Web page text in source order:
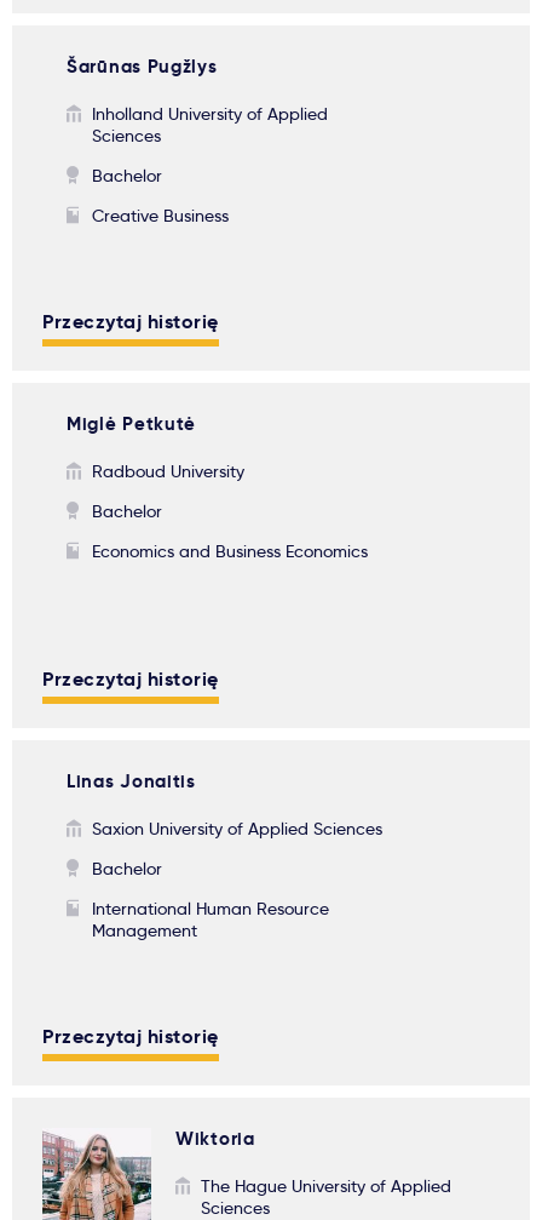
Šarūnas Pugžlys
Inholland University of Applied
Sciences
Bachelor
Creative Business
Przeczytaj historię
Miglė Petkutė
Radboud University
Bachelor
Economics and Business Economics
Przeczytaj historię
Linas Jonaitis
Saxion University of Applied Sciences
Bachelor
International Human Resource
Management
Przeczytaj historię
Wiktoria
The Hague University of Applied
Sciences